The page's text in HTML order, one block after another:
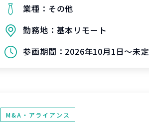
業種： その他
勤務地： 基本リモート
参画期間： 2026年10月1日～未定
M&A・アライアンス